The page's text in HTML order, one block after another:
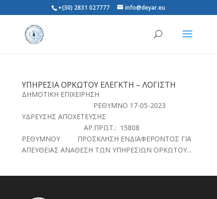
+(30) 2831 027777 info@deyar.eu
ΥΠΗΡΕΣΙΑ ΟΡΚΩΤΟΥ ΕΛΕΓΚΤΗ – ΛΟΓΙΣΤΗ
ΔΗΜΟΤΙΚΗ ΕΠΙΧΕΙΡΗΣΗ
ΡΕΘΥΜΝΟ 17-05-2023
ΥΔΡΕΥΣΗΣ ΑΠΟΧΕΤΕΥΣΗΣ
ΑΡ.ΠΡΩΤ.: 15808
ΡΕΘΥΜΝΟΥ ΠΡΟΣΚΛΗΣΗ ΕΝΔΙΑΦΕΡΟΝΤΟΣ ΓΙΑ
ΑΠΕΥΘΕΙΑΣ ΑΝΑΘΕΣΗ ΤΩΝ ΥΠΗΡΕΣΙΩΝ ΟΡΚΩΤΟΥ...